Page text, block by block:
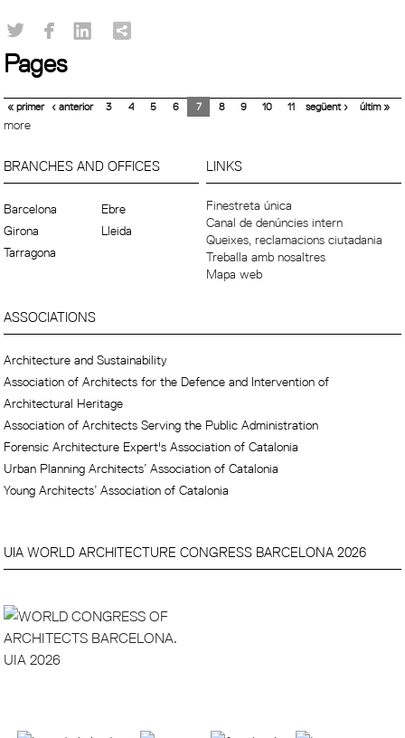
Pages
« primer ‹ anterior 3 4 5 6 7 8 9 10 11 següent › últim »
more
BRANCHES AND OFFICES
Barcelona
Ebre
Girona
Lleida
Tarragona
LINKS
Finestreta única
Canal de denúncies intern
Queixes, reclamacions ciutadania
Treballa amb nosaltres
Mapa web
ASSOCIATIONS
Architecture and Sustainability
Association of Architects for the Defence and Intervention of
Architectural Heritage
Association of Architects Serving the Public Administration
Forensic Architecture Expert's Association of Catalonia
Urban Planning Architects’ Association of Catalonia
Young Architects’ Association of Catalonia
UIA WORLD ARCHITECTURE CONGRESS BARCELONA 2026